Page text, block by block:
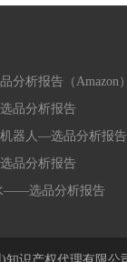
分析报告（Amazon）
品分析报告
器人—选品分析报告
品分析报告
——选品分析报告